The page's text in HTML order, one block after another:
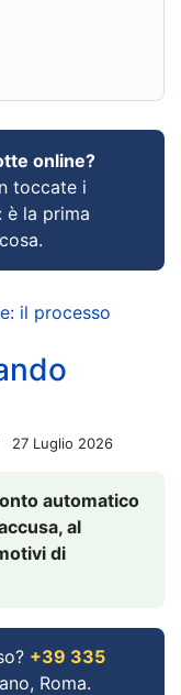
online?
toccate i
è la prima
il processo
27 Luglio 2026
automatico
al
di
+39 335
Roma.